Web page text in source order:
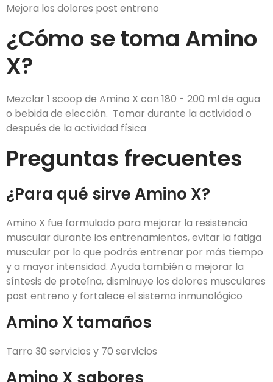
Mejora los dolores post entreno
¿Cómo se toma Amino
X?
Mezclar 1 scoop de Amino X con 180 - 200 ml de agua
o bebida de elección. Tomar durante la actividad o
después de la actividad física
Preguntas frecuentes
¿Para qué sirve Amino X?
Amino X fue formulado para mejorar la resistencia
muscular durante los entrenamientos, evitar la fatiga
muscular por lo que podrás entrenar por más tiempo
y a mayor intensidad. Ayuda también a mejorar la
síntesis de proteína, disminuye los dolores musculares
post entreno y fortalece el sistema inmunológico
Amino X tamaños
Tarro 30 servicios y 70 servicios